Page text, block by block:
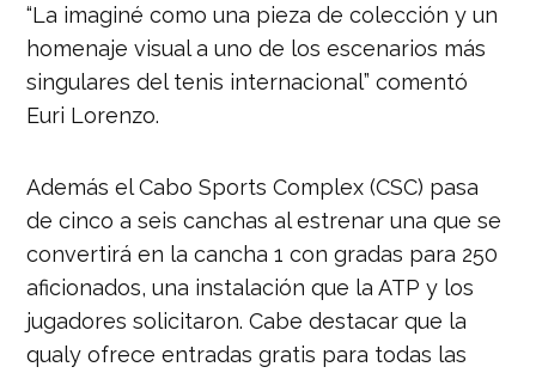
“La imaginé como una pieza de colección y un
homenaje visual a uno de los escenarios más
singulares del tenis internacional” comentó
Euri Lorenzo.
Además el Cabo Sports Complex (CSC) pasa
de cinco a seis canchas al estrenar una que se
convertirá en la cancha 1 con gradas para 250
aficionados, una instalación que la ATP y los
jugadores solicitaron. Cabe destacar que la
qualy ofrece entradas gratis para todas las